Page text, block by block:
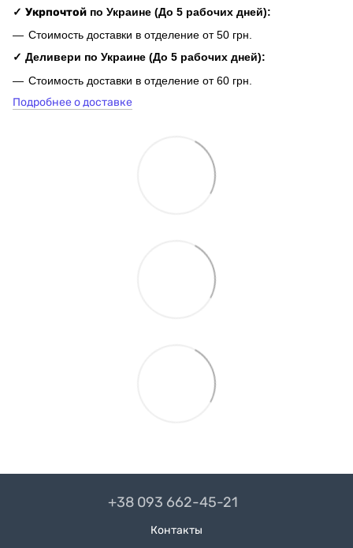
✓ Укрпочтой по Украине (До 5 рабочих дней):
Стоимость доставки в отделение от 50 грн.
✓ Деливери по Украине (До 5 рабочих дней):
Стоимость доставки в отделение от 60 грн.
Подробнее о доставке
+38 093 662-45-21
Контакты